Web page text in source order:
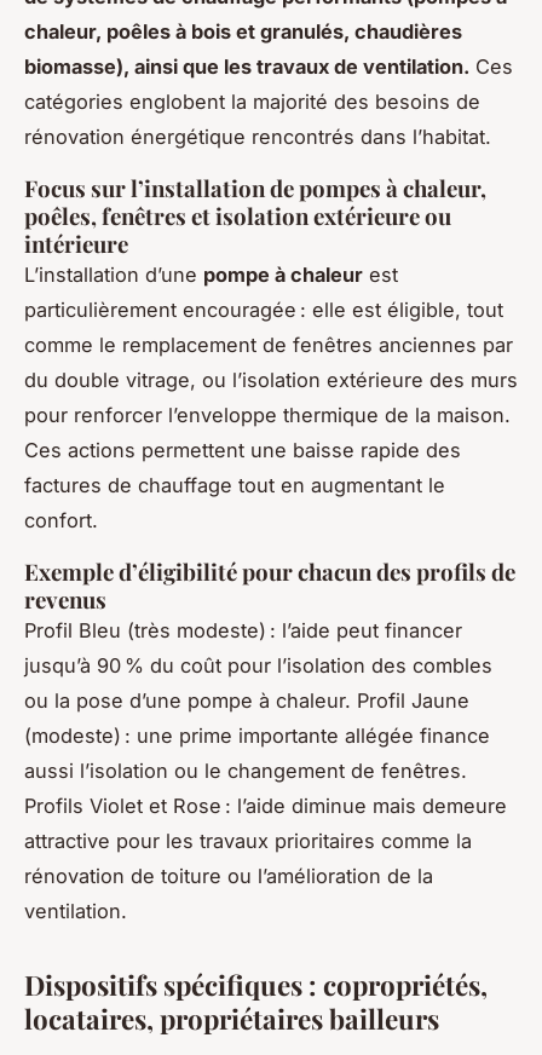
chaleur, poêles à bois et granulés, chaudières
biomasse), ainsi que les travaux de ventilation. Ces
catégories englobent la majorité des besoins de
rénovation énergétique rencontrés dans l’habitat.
Focus sur l’installation de pompes à chaleur,
poêles, fenêtres et isolation extérieure ou
intérieure
L’installation d’une pompe à chaleur est
particulièrement encouragée : elle est éligible, tout
comme le remplacement de fenêtres anciennes par
du double vitrage, ou l’isolation extérieure des murs
pour renforcer l’enveloppe thermique de la maison.
Ces actions permettent une baisse rapide des
factures de chauffage tout en augmentant le
confort.
Exemple d’éligibilité pour chacun des profils de
revenus
Profil Bleu (très modeste) : l’aide peut financer
jusqu’à 90 % du coût pour l’isolation des combles
ou la pose d’une pompe à chaleur. Profil Jaune
(modeste) : une prime importante allégée finance
aussi l’isolation ou le changement de fenêtres.
Profils Violet et Rose : l’aide diminue mais demeure
attractive pour les travaux prioritaires comme la
rénovation de toiture ou l’amélioration de la
ventilation.
Dispositifs spécifiques : copropriétés,
locataires, propriétaires bailleurs